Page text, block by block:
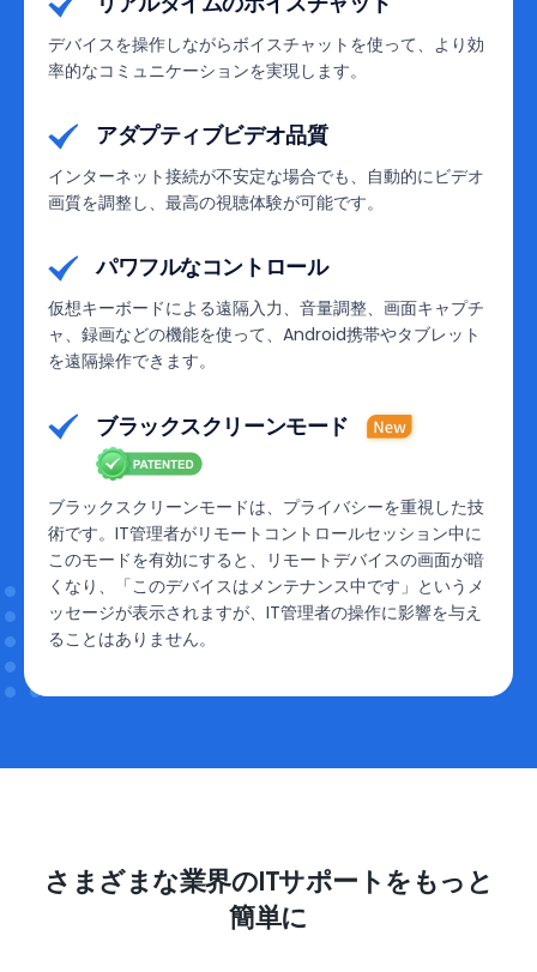
デバイスを操作しながらボイスチャットを使って、より効
率的なコミュニケーションを実現します。
アダプティブビデオ品質
インターネット接続が不安定な場合でも、自動的にビデオ
画質を調整し、最高の視聴体験が可能です。
パワフルなコントロール
仮想キーボードによる遠隔入力、音量調整、画面キャプチ
ャ、録画などの機能を使って、Android携帯やタブレット
を遠隔操作できます。
ブラックスクリーンモード
ブラックスクリーンモードは、プライバシーを重視した技
術です。IT管理者がリモートコントロールセッション中に
このモードを有効にすると、リモートデバイスの画面が暗
くなり、「このデバイスはメンテナンス中です」というメ
ッセージが表示されますが、IT管理者の操作に影響を与え
ることはありません。
さまざまな業界のITサポートをもっと
簡単に